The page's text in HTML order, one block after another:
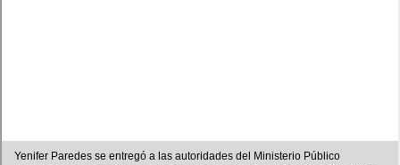
Yenifer Paredes se entregó a las autoridades del Ministerio Público